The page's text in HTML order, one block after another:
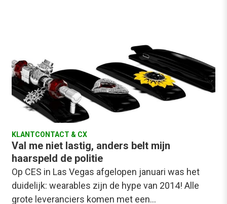
KLANTCONTACT & CX
Val me niet lastig, anders belt mijn
haarspeld de politie
Op CES in Las Vegas afgelopen januari was het
duidelijk: wearables zijn de hype van 2014! Alle
grote leveranciers komen met een…